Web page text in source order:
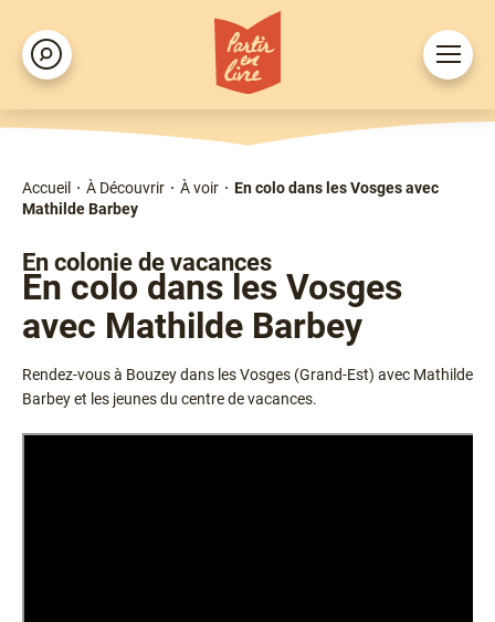
Aller
au
contenu
principal
Rechercher
Ouvrir
le
Fil
d'Ariane
Accueil À Découvrir À voir
En colo dans les Vosges avec
Mathilde Barbey
Type
En colonie de vacances
En colo dans les Vosges
avec Mathilde Barbey
Chapô
Rendez-vous à Bouzey dans les Vosges (Grand-Est) avec Mathilde
Barbey et les jeunes du centre de vacances.